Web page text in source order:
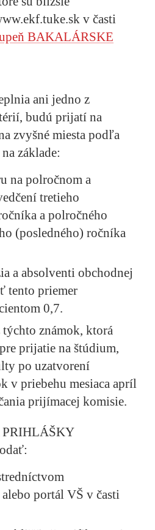
v časti
BAKALÁRSKE
ani jedno z
budú prijatí na
zvyšné miesta podľa
základe:
na polročnom a
tretieho
a polročného
(posledného) ročníka
a absolventi obchodnej
tento priemer
0,7.
známok, ktorá
prijatie na štúdium,
po uzatvorení
v priebehu mesiaca apríl
prijímacej komisie.
PRIHLÁŠKY
alebo portál VŠ v časti